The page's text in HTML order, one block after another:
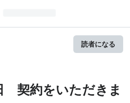
読者になる
契約をいただきま